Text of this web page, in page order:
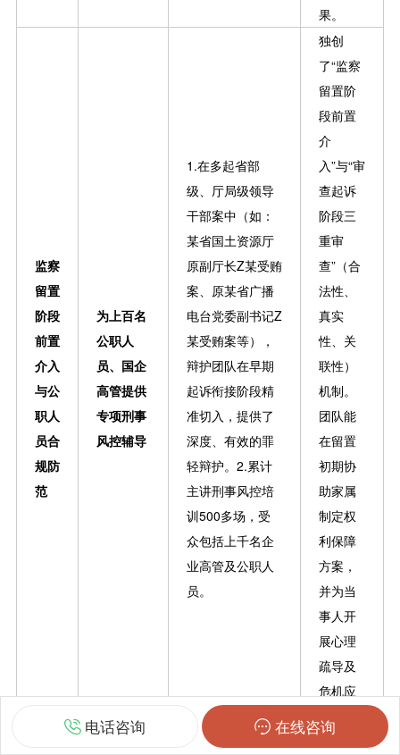
电话咨询 在线咨询
果。
监察
留置
阶段
前置
介入
与公
职人
员合
规防
范
为上百名
公职人
员、国企
高管提供
专项刑事
风控辅导
1.在多起省部
级、厅局级领导
干部案中（如：
某省国土资源厅
原副厅长Z某受贿
案、原某省广播
电台党委副书记Z
某受贿案等），
辩护团队在早期
起诉衔接阶段精
准切入，提供了
深度、有效的罪
轻辩护。2.累计
主讲刑事风控培
训500多场，受
众包括上千名企
业高管及公职人
员。
独创
了“监察
留置阶
段前置
介
入”与“审
查起诉
阶段三
重审
查”（合
法性、
真实
性、关
联性）
机制。
团队能
在留置
初期协
助家属
制定权
利保障
方案，
并为当
事人开
展心理
疏导及
危机应
对。
在职务犯罪这种对专业深度、政治大局观及辩护细节有